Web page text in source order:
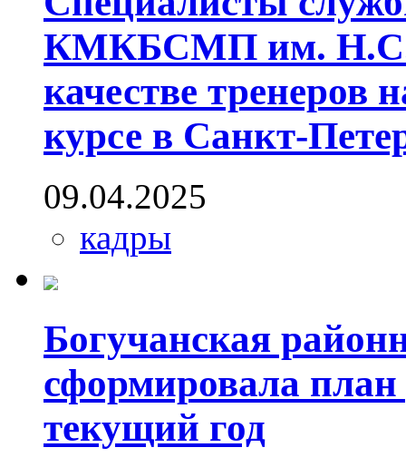
КМКБСМП им. Н.С.
качестве тренеров
курсе в Санкт-
09.04.2025
кадры
Богучанская
сформировала
текущий год